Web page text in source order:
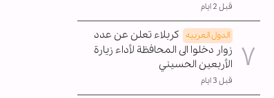
قبل 2 ايام
الدول العربیه كربلاء تعلن عن عدد
زوار دخلوا الى المحافظة لأداء زيارة
الأربعين الحسيني
قبل 3 ايام